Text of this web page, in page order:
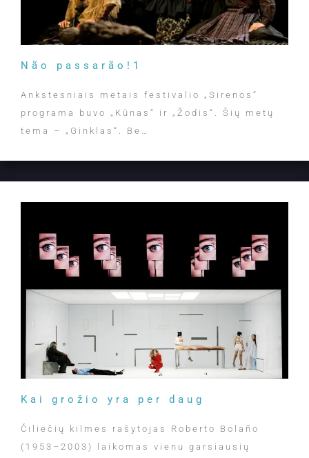
Não passarão!1
Ankstesniais metais festivalio „Sirenos“
programa buvo „Kūnas“ ir „Žodis“. Šių metų
tema – „Ginklas“. Be…
Kai grožio yra per daug
Čiliečių kilmės rašytojas Roberto Bolaño
(1953–2003) laikomas vienu garsiausių